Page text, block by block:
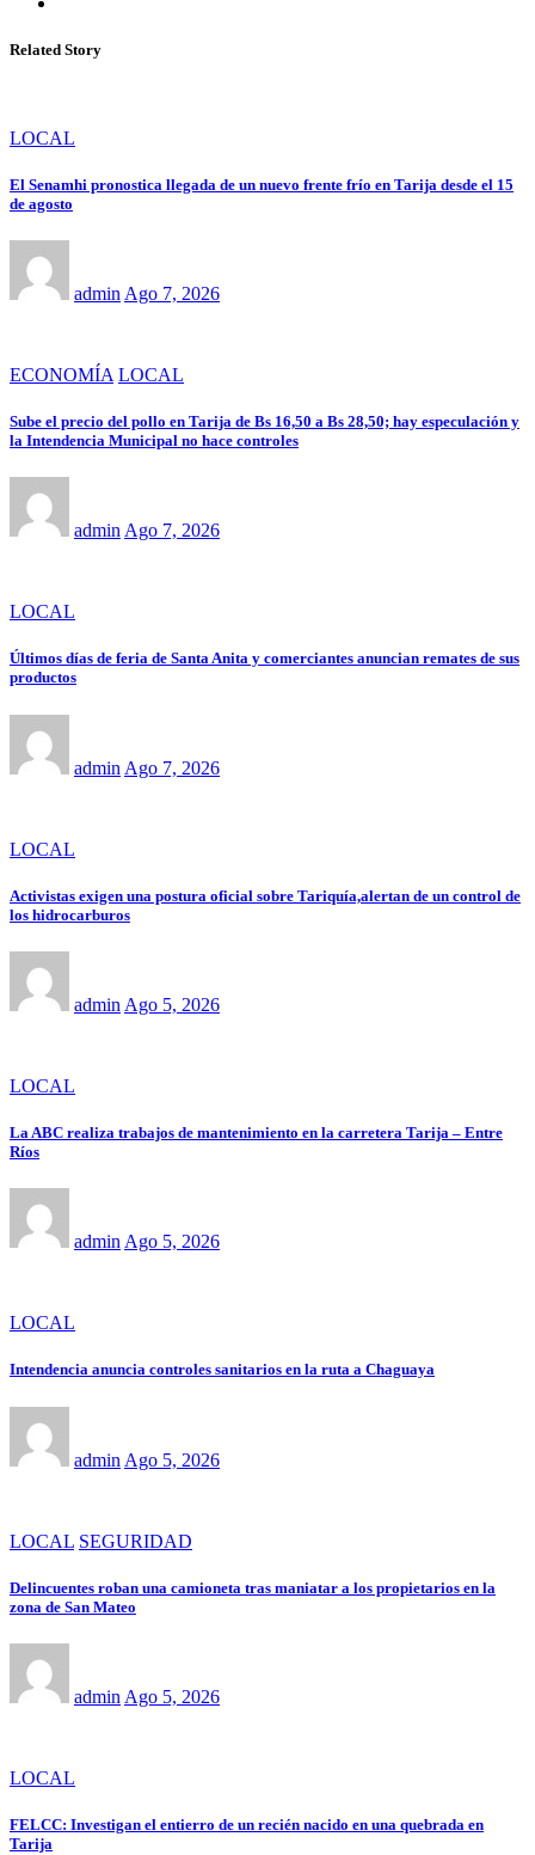
Related Story
LOCAL
El Senamhi pronostica llegada de un nuevo frente frío en Tarija desde el 15
de agosto
admin Ago 7, 2026
ECONOMÍA LOCAL
Sube el precio del pollo en Tarija de Bs 16,50 a Bs 28,50; hay especulación y
la Intendencia Municipal no hace controles
admin Ago 7, 2026
LOCAL
Últimos días de feria de Santa Anita y comerciantes anuncian remates de sus
productos
admin Ago 7, 2026
LOCAL
Activistas exigen una postura oficial sobre Tariquía,alertan de un control de
los hidrocarburos
admin Ago 5, 2026
LOCAL
La ABC realiza trabajos de mantenimiento en la carretera Tarija – Entre
Ríos
admin Ago 5, 2026
LOCAL
Intendencia anuncia controles sanitarios en la ruta a Chaguaya
admin Ago 5, 2026
LOCAL SEGURIDAD
Delincuentes roban una camioneta tras maniatar a los propietarios en la
zona de San Mateo
admin Ago 5, 2026
LOCAL
FELCC: Investigan el entierro de un recién nacido en una quebrada en
Tarija